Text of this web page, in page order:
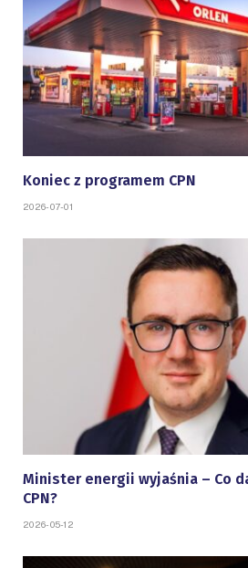
Koniec z programem CPN
2026-07-01
Minister energii wyjaśnia – Co
CPN?
2026-05-12